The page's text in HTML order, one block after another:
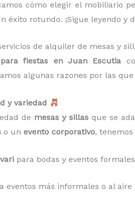
cómo elegir el mobiliario
éxito rotundo. ¡Sigue leyendo
de alquiler de mesas y
fiestas en Juan Escutia
algunas razones por las
y variedad
de mesas y sillas que se
o un evento corporativo,
para bodas y eventos
eventos más informales o al aire